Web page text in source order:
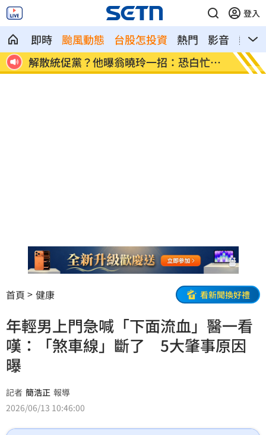
登入
即時 颱風動態 台股怎投資 熱門 影音
熱搜
白忙一
疫苗真相！蔣萬安嗆一句 謝金河痛心發
聲
首頁 健康 看新聞換好禮
年輕男上門急喊「下面流血」醫一看
嘆：「煞車線」斷了 5大肇事原因
曝
記者 簡浩正 報導
2026/06/13 10:46:00